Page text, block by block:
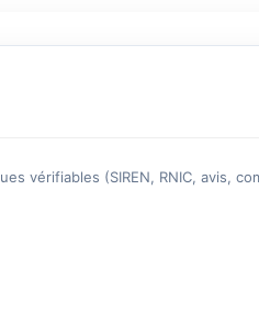
vérifiables (SIREN, RNIC, avis,